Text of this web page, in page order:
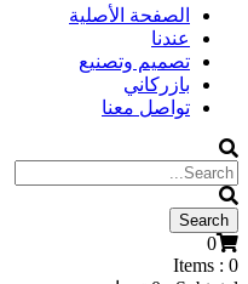
الصفحة الأصلية
عندنا
تصميم وتصنيع
بازركاني
تواصل معنا
0
Items : 0